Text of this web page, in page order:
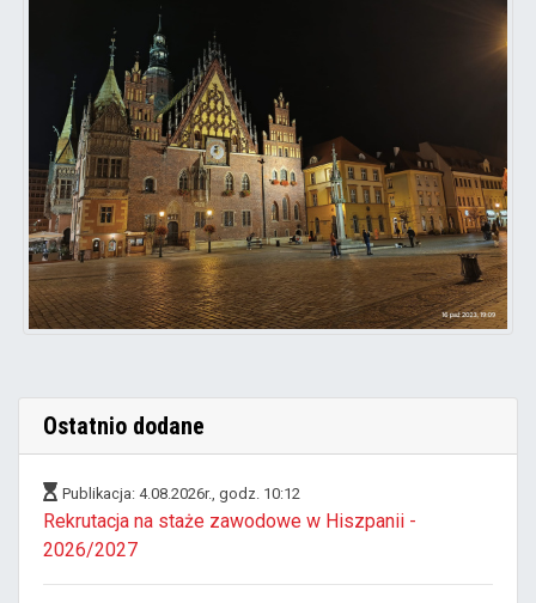
Ostatnio dodane
Publikacja: 4.08.2026r., godz. 10:12
Rekrutacja na staże zawodowe w Hiszpanii -
2026/2027